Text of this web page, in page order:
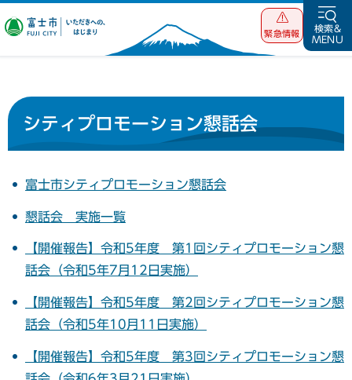
富士市 いただ
緊急情報
検索&
MENU
シティプロモーション懇話会
富士市シティプロモーション懇話会
懇話会 実施一覧
【開催報告】令和5年度 第1回シティプロモーション懇
話会（令和5年7月12日実施）
【開催報告】令和5年度 第2回シティプロモーション懇
話会（令和5年10月11日実施）
【開催報告】令和5年度 第3回シティプロモーション懇